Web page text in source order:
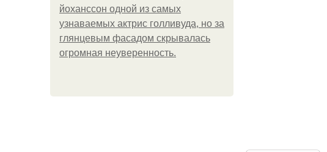
йоханссон одной из самых
узнаваемых актрис голливуда, но за
глянцевым фасадом скрывалась
огромная неуверенность.